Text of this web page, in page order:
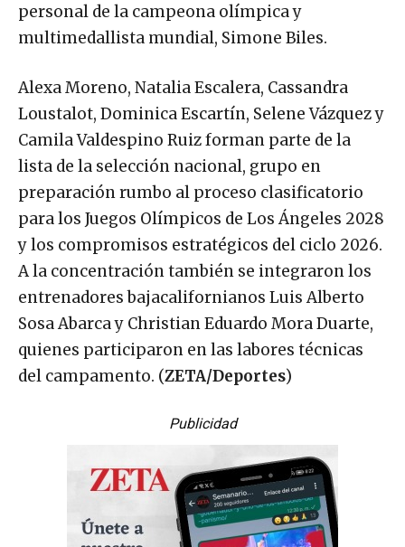
personal de la campeona olímpica y
multimedallista mundial, Simone Biles.
Alexa Moreno, Natalia Escalera, Cassandra
Loustalot, Dominica Escartín, Selene Vázquez y
Camila Valdespino Ruiz forman parte de la
lista de la selección nacional, grupo en
preparación rumbo al proceso clasificatorio
para los Juegos Olímpicos de Los Ángeles 2028
y los compromisos estratégicos del ciclo 2026.
A la concentración también se integraron los
entrenadores bajacalifornianos Luis Alberto
Sosa Abarca y Christian Eduardo Mora Duarte,
quienes participaron en las labores técnicas
del campamento. (ZETA/Deportes)
Publicidad